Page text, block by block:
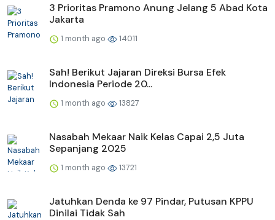
3 Prioritas Pramono Anung Jelang 5 Abad Kota
Jakarta
1 month ago 14011
Sah! Berikut Jajaran Direksi Bursa Efek
Indonesia Periode 20...
1 month ago 13827
Nasabah Mekaar Naik Kelas Capai 2,5 Juta
Sepanjang 2025
1 month ago 13721
Jatuhkan Denda ke 97 Pindar, Putusan KPPU
Dinilai Tidak Sah